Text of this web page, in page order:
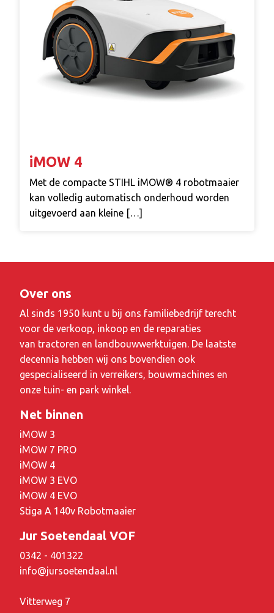
iMOW 4
Met de compacte STIHL iMOW® 4 robotmaaier
kan volledig automatisch onderhoud worden
uitgevoerd aan kleine […]
Over ons
Al sinds 1950 kunt u bij ons familiebedrijf terecht
voor de verkoop, inkoop en de reparaties
van tractoren en landbouwwerktuigen. De laatste
decennia hebben wij ons bovendien ook
gespecialiseerd in verreikers, bouwmachines en
onze tuin- en park winkel.
Net binnen
iMOW 3
iMOW 7 PRO
iMOW 4
iMOW 3 EVO
iMOW 4 EVO
Stiga A 140v Robotmaaier
Jur Soetendaal VOF
0342 - 401322
info@jursoetendaal.nl
Vitterweg 7